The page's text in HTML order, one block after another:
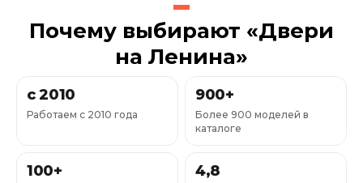
Почему выбирают «Двери
на Ленина»
с 2010
Работаем с 2010 года
900+
Более 900 моделей в
каталоге
100+ 4,8